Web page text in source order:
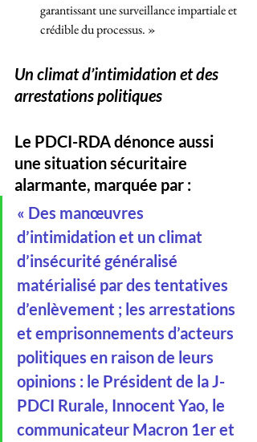
garantissant une surveillance impartiale et
crédible du processus. »
Un climat d’intimidation et des
arrestations politiques
Le PDCI-RDA dénonce aussi
une situation sécuritaire
alarmante, marquée par :
« Des manœuvres
d’intimidation et un climat
d’insécurité généralisé
matérialisé par des tentatives
d’enlèvement ; les arrestations
et emprisonnements d’acteurs
politiques en raison de leurs
opinions : le Président de la J-
PDCI Rurale, Innocent Yao, le
communicateur Macron 1er et